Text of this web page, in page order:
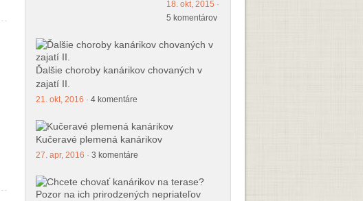
18. okt, 2015 ·
5 komentárov
Ďalšie choroby kanárikov chovaných v
zajatí II.
21. okt, 2016 · 4 komentáre
Kučeravé plemená kanárikov
27. apr, 2016 · 3 komentáre